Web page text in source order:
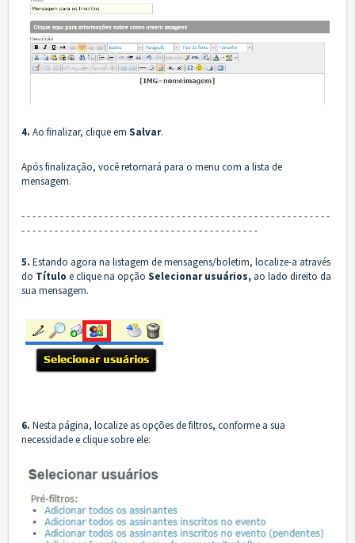
4. Ao finalizar, clique em Salvar.
Após finalização, você retornará para o menu com a lista de
mensagem.
- - - - - - - - - - - - - - - - - - - - - - - - - - - - - - - - - - - - - - - - - - - - - - - - - - - - - - - -
- - - - - - - - - - - - - - - - - - - - - - - - - - - - - - - - - - - - - - - - - - -
5. Estando agora na listagem de mensagens/boletim, localize-a através
do Título e clique na opção Selecionar usuários, ao lado direito da
sua mensagem.
6. Nesta página, localize as opções de filtros, conforme a sua
necessidade e clique sobre ele: